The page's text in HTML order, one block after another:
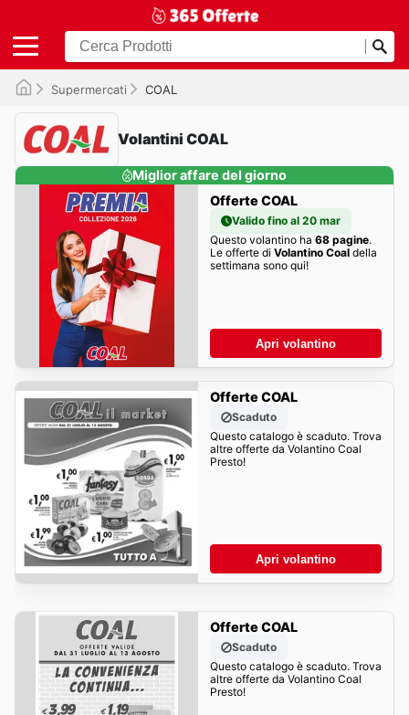
Supermercati COAL
Volantini COAL
Miglior affare del giorno
Offerte COAL
Valido fino al 20 mar
Questo volantino ha 68 pagine.
Le offerte di Volantino Coaldella
settimana sono qui!
Apri volantino
Offerte COAL
Scaduto
Questo catalogo è scaduto. Trova
altre offerte da Volantino Coal
Presto!
Apri volantino
Offerte COAL
Scaduto
Questo catalogo è scaduto. Trova
altre offerte da Volantino Coal
Presto!